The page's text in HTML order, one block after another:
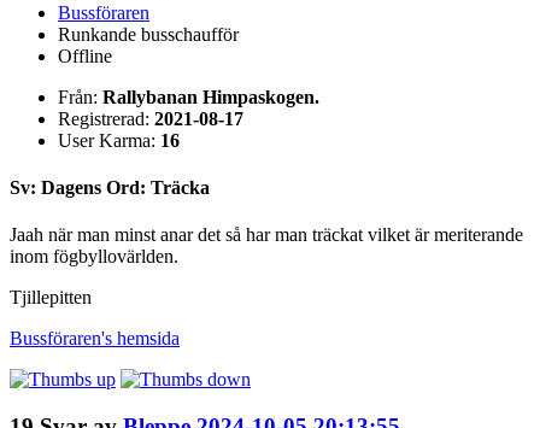
Bussföraren
Runkande busschaufför
Offline
Från: Rallybanan Himpaskogen.
Registrerad: 2021-08-17
User Karma: 16
Sv: Dagens Ord: Träcka
Jaah när man minst anar det så har man träckat vilket är meriterande
inom fögbyllovärlden.
Tjillepitten
Bussföraren's hemsida